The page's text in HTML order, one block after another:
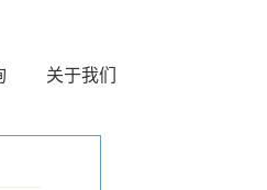
关于我们